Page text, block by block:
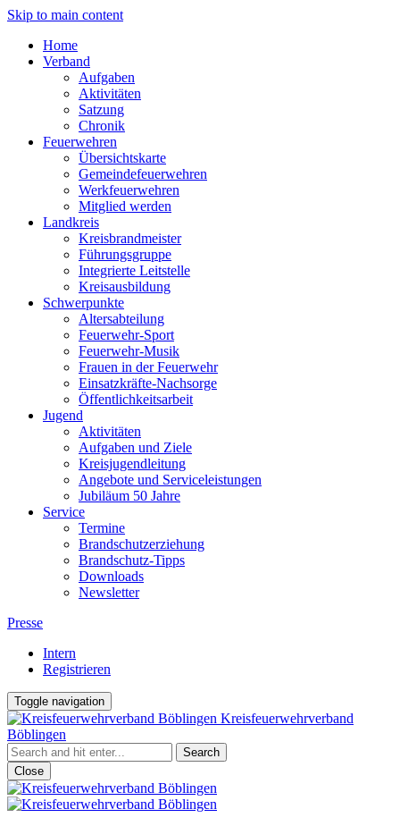
Skip to main content
Home
Verband
Aufgaben
Aktivitäten
Satzung
Chronik
Feuerwehren
Übersichtskarte
Gemeindefeuerwehren
Werkfeuerwehren
Mitglied werden
Landkreis
Kreisbrandmeister
Führungsgruppe
Integrierte Leitstelle
Kreisausbildung
Schwerpunkte
Altersabteilung
Feuerwehr-Sport
Feuerwehr-Musik
Frauen in der Feuerwehr
Einsatzkräfte-Nachsorge
Öffentlichkeitsarbeit
Jugend
Aktivitäten
Aufgaben und Ziele
Kreisjugendleitung
Angebote und Serviceleistungen
Jubiläum 50 Jahre
Service
Termine
Brandschutzerziehung
Brandschutz-Tipps
Downloads
Newsletter
Presse
Intern
Registrieren
Toggle navigation
Kreisfeuerwehrverband
Böblingen
Close